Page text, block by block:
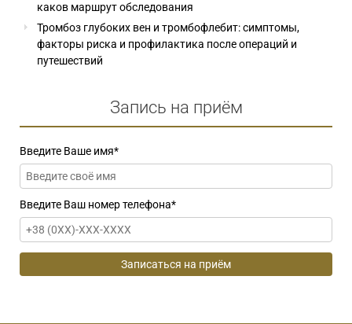
каков маршрут обследования
Тромбоз глубоких вен и тромбофлебит: симптомы,
факторы риска и профилактика после операций и
путешествий
Запись на приём
Введите Ваше имя*
Введите Ваш номер телефона*